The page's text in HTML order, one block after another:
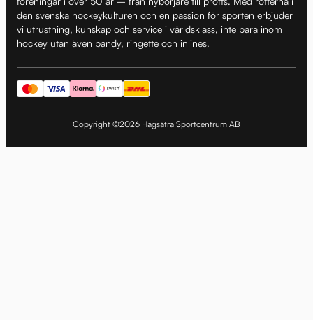
den svenska hockeykulturen och en passion för sporten erbjuder
vi utrustning, kunskap och service i världsklass, inte bara inom
hockey utan även bandy, ringette och inlines.
Copyright ©2026 Hagsätra Sportcentrum AB